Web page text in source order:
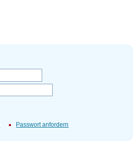
Passwort anfordern